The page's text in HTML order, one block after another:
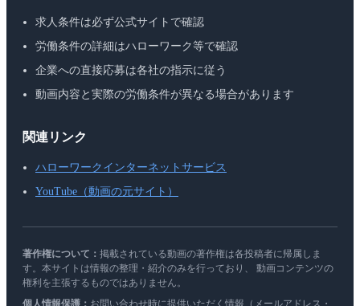
求人条件は必ず公式サイトで確認
労働条件の詳細はハローワーク等で確認
企業への直接応募は各社の指示に従う
動画内容と実際の労働条件が異なる場合があります
関連リンク
ハローワークインターネットサービス
YouTube（動画の元サイト）
著作権について： 掲載されている動画の著作権は各投稿者に帰属しま
す。本サイトは情報の整理・紹介のみを行っており、 動画コンテンツの
権利を主張するものではありません。